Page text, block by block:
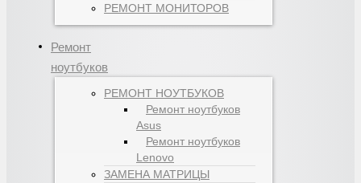
РЕМОНТ МОНИТОРОВ
Ремонт
ноутбуков
РЕМОНТ НОУТБУКОВ
Ремонт ноутбуков
Asus
Ремонт ноутбуков
Lenovo
ЗАМЕНА МАТРИЦЫ